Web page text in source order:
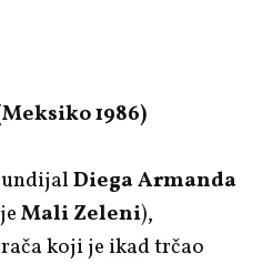
1986)
Diega Armanda
Mali Zeleni),
koji je ikad trčao